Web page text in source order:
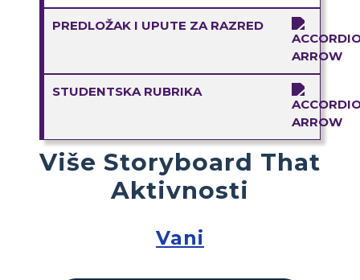
PREDLOŽAK I UPUTE ZA RAZRED
STUDENTSKA RUBRIKA
Više Storyboard That
Aktivnosti
Vani